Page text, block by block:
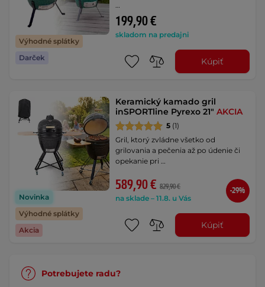
Výhodné splátky
Darček
…
199,90 €
skladom na predajni
Kúpiť
Novinka
Výhodné splátky
Akcia
Keramický kamado gril
inSPORTline Pyrexo 21"AKCIA
5 (1)
Gril, ktorý zvládne všetko od
grilovania a pečenia až po údenie či
opekanie pri …
589,90 € 829,90 €
na sklade – 11.8. u Vás
-29%
Kúpiť
Potrebujete radu?